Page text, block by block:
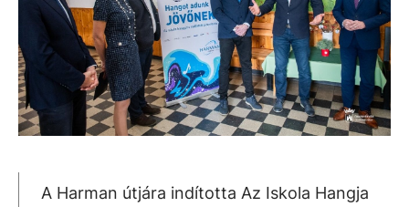
A Harman útjára indította Az Iskola Hangja